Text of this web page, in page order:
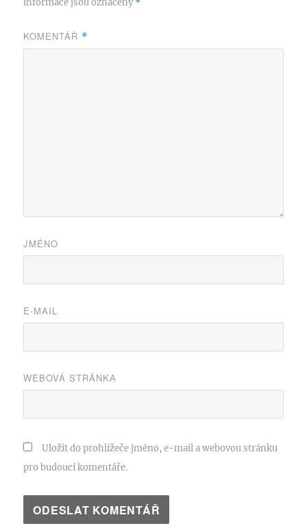
informace jsou označeny*
KOMENTÁŘ *
JMÉNO
E-MAIL
WEBOVÁ STRÁNKA
Uložit do prohlížeče jméno, e-mail a webovou stránku
pro budoucí komentáře.